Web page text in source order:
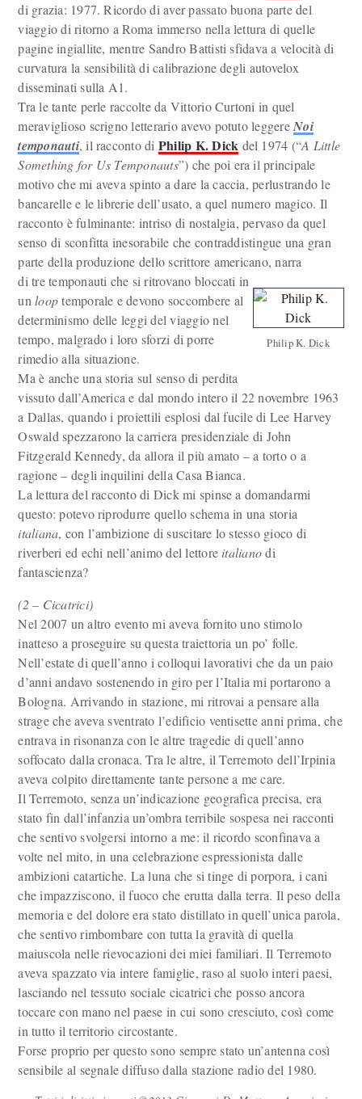
di grazia: 1977. Ricordo di aver passato buona parte del
viaggio di ritorno a Roma immerso nella lettura di quelle
pagine ingiallite, mentre Sandro Battisti sfidava a velocità di
curvatura la sensibilità di calibrazione degli autovelox
disseminati sulla A1.
Tra le tante perle raccolte da Vittorio Curtoni in quel
meraviglioso scrigno letterario avevo potuto leggereNoi
temponauti, il racconto di Philip K. Dick del 1974 (“A Little
Something for Us Temponauts”) che poi era il principale
motivo che mi aveva spinto a dare la caccia, perlustrando le
bancarelle e le librerie dell’usato, a quel numero magico. Il
racconto è fulminante: intriso di nostalgia, pervaso da quel
senso di sconfitta inesorabile che contraddistingue una gran
parte della produzione dello scrittore americano, narra
Philip K. Dick
di tre temponauti che si ritrovano bloccati in
unlooptemporale e devono soccombere al
determinismo delle leggi del viaggio nel
tempo, malgrado i loro sforzi di porre
rimedio alla situazione.
Ma è anche una storia sul senso di perdita
vissuto dall’America e dal mondo intero il 22 novembre 1963
a Dallas, quando i proiettili esplosi dal fucile di Lee Harvey
Oswald spezzarono la carriera presidenziale di John
Fitzgerald Kennedy, da allora il più amato – a torto o a
ragione – degli inquilini della Casa Bianca.
La lettura del racconto di Dick mi spinse a domandarmi
questo: potevo riprodurre quello schema in una storia
italiana, con l’ambizione di suscitare lo stesso gioco di
riverberi ed echi nell’animo del lettore italianodi
fantascienza?
(2 – Cicatrici)
Nel 2007 un altro evento mi aveva fornito uno stimolo
inatteso a proseguire su questa traiettoria un po’ folle.
Nell’estate di quell’anno i colloqui lavorativi che da un paio
d’anni andavo sostenendo in giro per l’Italia mi portarono a
Bologna. Arrivando in stazione, mi ritrovai a pensare alla
strage che aveva sventrato l’edificio ventisette anni prima, che
entrava in risonanza con le altre tragedie di quell’anno
soffocato dalla cronaca. Tra le altre, il Terremoto dell’Irpinia
aveva colpito direttamente tante persone a me care.
Il Terremoto, senza un’indicazione geografica precisa, era
stato fin dall’infanzia un’ombra terribile sospesa nei racconti
che sentivo svolgersi intorno a me: il ricordo sconfinava a
volte nel mito, in una celebrazione espressionista dalle
ambizioni catartiche. La luna che si tinge di porpora, i cani
che impazziscono, il fuoco che erutta dalla terra. Il peso della
memoria e del dolore era stato distillato in quell’unica parola,
che sentivo rimbombare con tutta la gravità di quella
maiuscola nelle rievocazioni dei miei familiari. Il Terremoto
aveva spazzato via intere famiglie, raso al suolo interi paesi,
lasciando nel tessuto sociale cicatrici che posso ancora
toccare con mano nel paese in cui sono cresciuto, così come
in tutto il territorio circostante.
Forse proprio per questo sono sempre stato un’antenna così
sensibile al segnale diffuso dalla stazione radio del 1980.